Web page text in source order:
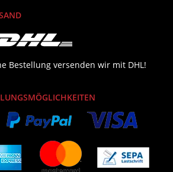
Bestellung versenden wir mit DHL!